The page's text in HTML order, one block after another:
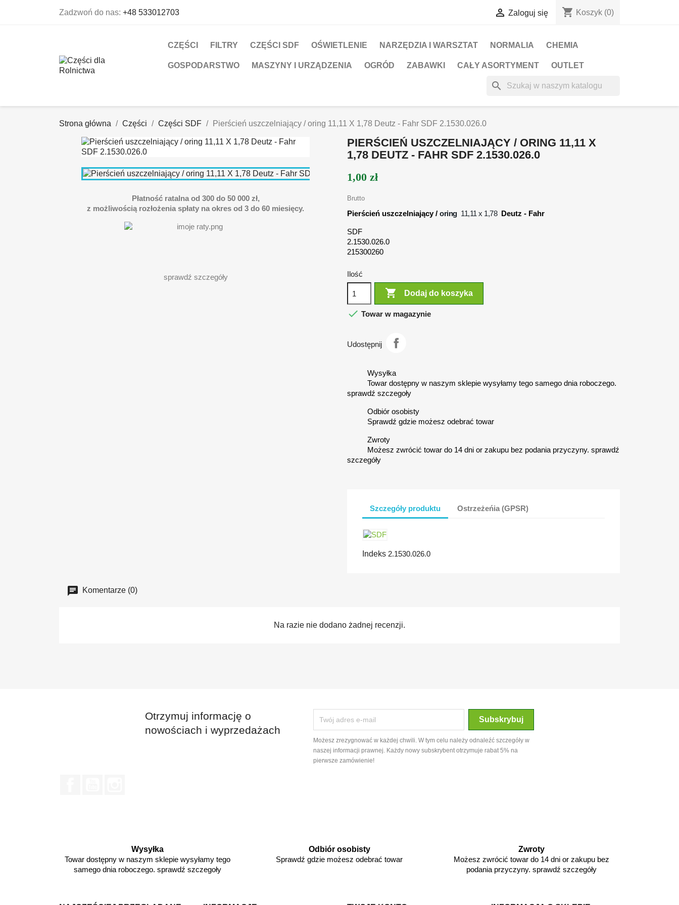
Zadzwoń do nas: +48 533012703  Zaloguj się shopping_cart Koszyk (0)
CZĘŚCI FILTRY CZĘŚCI SDF OŚWIETLENIE NARZĘDZIA I WARSZTAT NORMALIA CHEMIA
GOSPODARSTWO MASZYNY I URZĄDZENIA OGRÓD ZABAWKI CAŁY ASORTYMENT OUTLET
search
Strona główna Części Części SDF Pierścień uszczelniający / oring 11,11 X 1,78 Deutz - Fahr SDF 2.1530.026.0
Płatność ratalna od 300 do 50 000 zł,
z możliwością rozłożenia spłaty na okres od 3 do 60 miesięcy.
sprawdź szczegóły
PIERŚCIEŃ USZCZELNIAJĄCY / ORING 11,11 X
1,78 DEUTZ - FAHR SDF 2.1530.026.0
1,00 zł
Brutto
Pierścień uszczelniający / oring 11,11 x 1,78 Deutz - Fahr
SDF
2.1530.026.0
215300260
Ilość
 Dodaj do koszyka
 Towar w magazynie
Udostępnij
Wysyłka
Towar dostępny w naszym sklepie wysyłamy tego samego dnia roboczego.
sprawdź szczegoły
Odbiór osobisty
Sprawdź gdzie możesz odebrać towar
Zwroty
Możesz zwrócić towar do 14 dni or zakupu bez podania przyczyny. sprawdź
szczegóły
Szczegóły produktu Ostrzeżeńia (GPSR)
Indeks 2.1530.026.0
Komentarze (0)
Na razie nie dodano żadnej recenzji.
Otrzymuj informację o
nowościach i wyprzedażach
Możesz zrezygnować w każdej chwili. W tym celu należy odnaleźć szczegóły w
naszej informacji prawnej. Każdy nowy subskrybent otrzymuje rabat 5% na
pierwsze zamówienie!
Wysyłka
Towar dostępny w naszym sklepie wysyłamy tego
samego dnia roboczego. sprawdź szczegoły
Odbiór osobisty
Sprawdź gdzie możesz odebrać towar
Zwroty
Możesz zwrócić towar do 14 dni or zakupu bez
podania przyczyny. sprawdź szczegóły